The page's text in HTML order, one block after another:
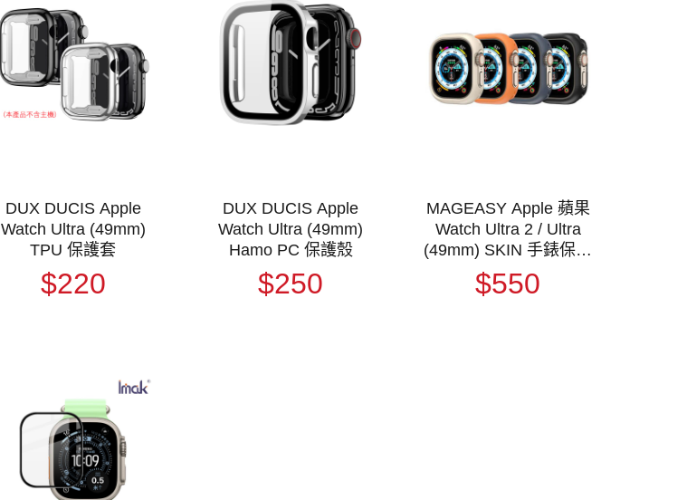
DUX DUCIS Apple
Watch Ultra (49mm)
TPU 保護套
$220
DUX DUCIS Apple
Watch Ultra (49mm)
Hamo PC 保護殼
$250
MAGEASY Apple 蘋果
Watch Ultra 2 / Ultra
(49mm) SKIN 手錶保護
殼 保護套 手表殼 防摔
邊框 防撞邊框
$550